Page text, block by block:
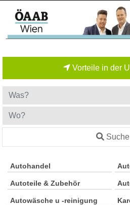
Vorteile in der
Suche
Autohandel
Autoteile & Zubehör
Autowäsche u -reinigung